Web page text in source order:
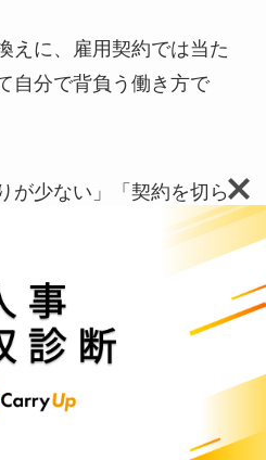
えに、雇用契約では当た
自分で背負う働き方で
が少ない」「契約を切ら
なった」という声も少な
考える前に必ず想定して
解説します。